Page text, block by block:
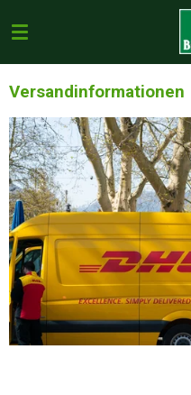
Hauptinhalt
springen
Versandinformationen